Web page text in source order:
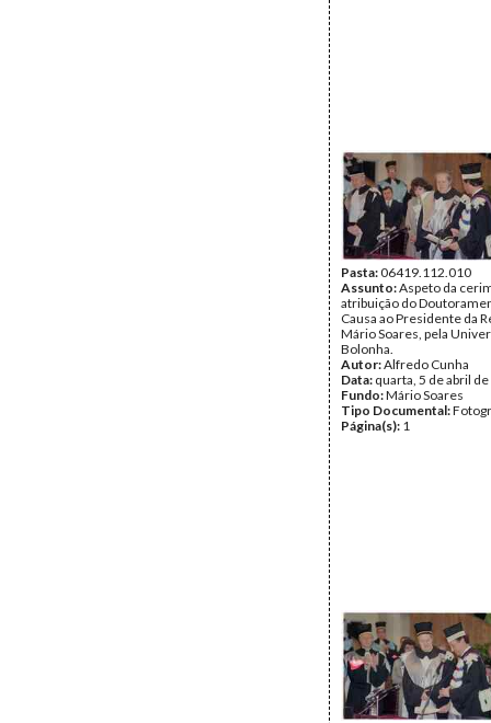
Pasta:06419.112.010
Assunto:Aspeto da
atribuição do
Causa ao Presidente da
Mário Soares, pela
Bolonha.
Autor:Alfredo Cunha
Data: quarta, 5 de abril
Fundo:Mário Soares
Tipo Documental:
Página(s): 1